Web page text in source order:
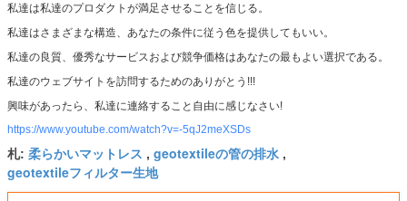
私達は私達のプロダクトが満足させることを信じる。
私達はさまざまな構造、あなたの条件に従う色を提供してもいい。
私達の良質、優秀なサービスおよび競争価格はあなたの最もよい選択である。
私達のウェブサイトを訪問するためのありがとう!!!
興味があったら、私達に連絡すること自由に感じなさい!
https://www.youtube.com/watch?v=-5qJ2meXSDs
札: 柔らかいマットレス , geotextileの管の排水 ,
geotextileフィルター生地